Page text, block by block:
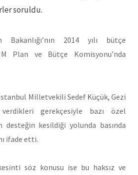
soruldu.
2014 yılı bütçe
Plan ve Bütçe Komisyonu’nda
Milletvekili Sedef Küçük, Gezi
gerekçesiyle bazı özel
kesildiği yolunda basında
ifade etti.
söz konusu ise bu haksız ve